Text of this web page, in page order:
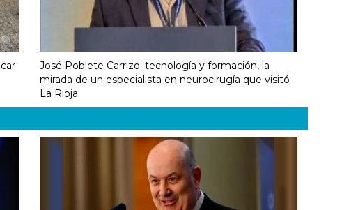
José Poblete Carrizo: tecnología y formación, la
mirada de un especialista en neurocirugía que visitó
La Rioja